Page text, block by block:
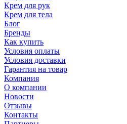
Крем для рук
Крем для тела
Блог
Бренды
Как купить
Условия оплаты
Условия доставки
Гарантия на товар
Компания
О компании
Новости
Отзывы
Контакты